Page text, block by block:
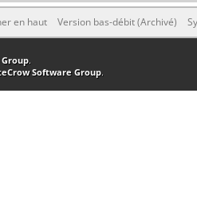
en haut Version bas-débit (Archivé)
Group.
Software Group.